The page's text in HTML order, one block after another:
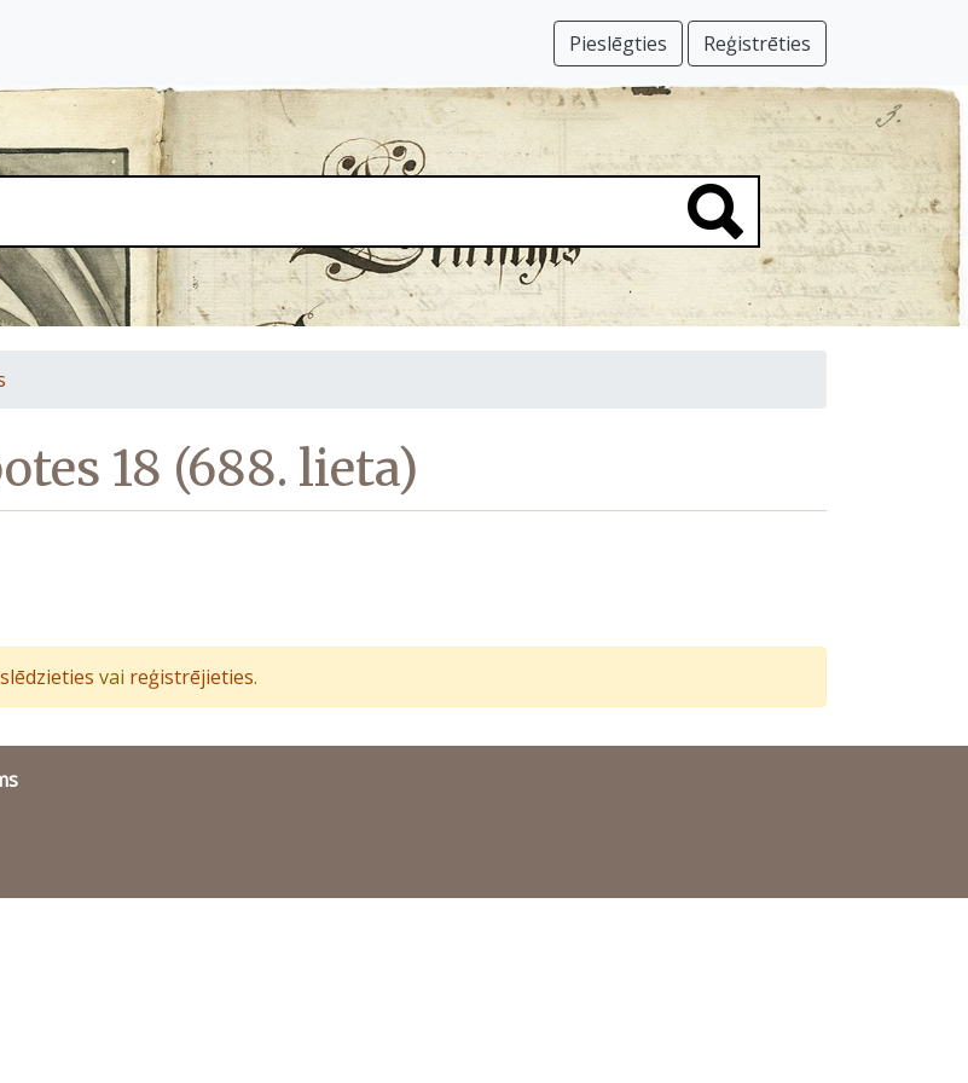
Pieslēgties Reģistrēties
18 (688. lieta)
vai reģistrējieties.